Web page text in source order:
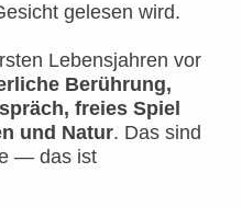
gelesen wird.
Lebensjahren vor
Berührung,
freies Spiel
und Natur. Das sind
— das ist